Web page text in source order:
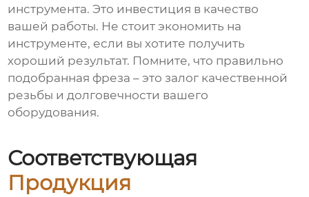
инструмента. Это инвестиция в качество
вашей работы. Не стоит экономить на
инструменте, если вы хотите получить
хороший результат. Помните, что правильно
подобранная фреза – это залог качественной
резьбы и долговечности вашего
оборудования.
Соответствующая
Продукция